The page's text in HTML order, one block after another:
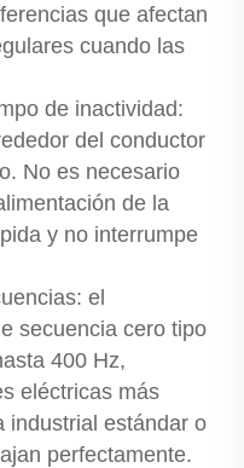
que afectan
cuando las
de inactividad:
del conductor
No es necesario
de la
y no interrumpe
el
secuencia cero tipo
400 Hz,
eléctricas más
industrial estándar o
perfectamente.